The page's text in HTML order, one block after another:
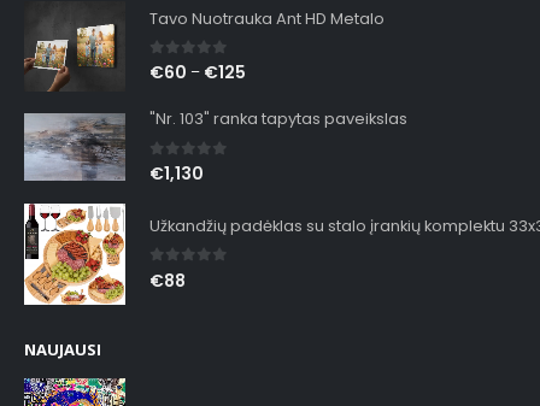
Tavo Nuotrauka Ant HD Metalo
0out of 5
€60 – €125
"Nr. 103" ranka tapytas paveikslas
0out of 5
€1,130
Užkandžių padėklas su stalo įrankių komplektu
0out of 5
€88
NAUJAUSI